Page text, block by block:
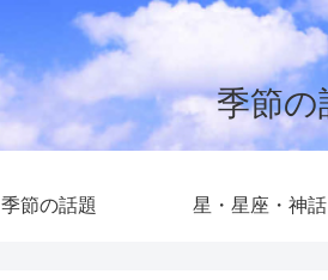
季節の
季節の話題 星・星座・神話